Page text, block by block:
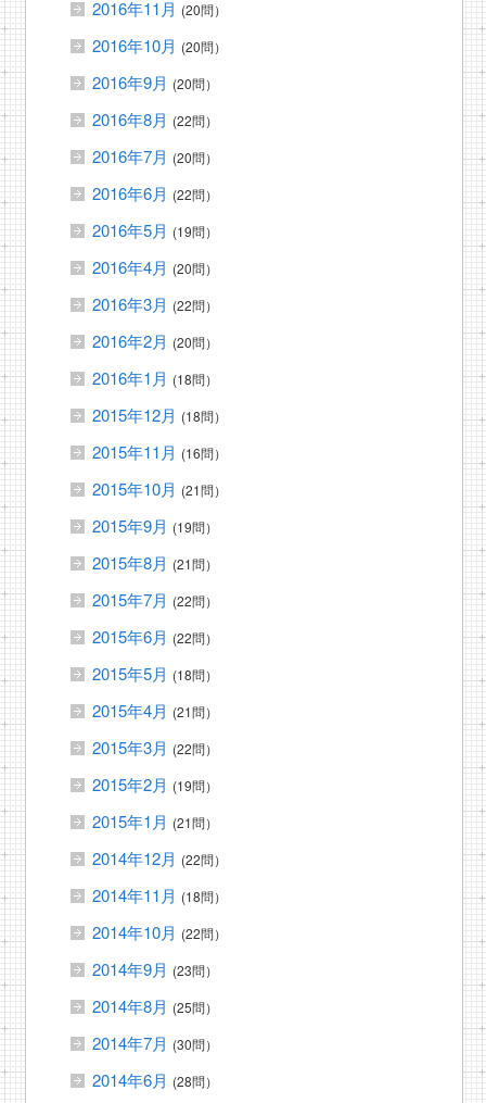
2016年11月 (20問）
2016年10月 (20問）
2016年9月 (20問）
2016年8月 (22問）
2016年7月 (20問）
2016年6月 (22問）
2016年5月 (19問）
2016年4月 (20問）
2016年3月 (22問）
2016年2月 (20問）
2016年1月 (18問）
2015年12月 (18問）
2015年11月 (16問）
2015年10月 (21問）
2015年9月 (19問）
2015年8月 (21問）
2015年7月 (22問）
2015年6月 (22問）
2015年5月 (18問）
2015年4月 (21問）
2015年3月 (22問）
2015年2月 (19問）
2015年1月 (21問）
2014年12月 (22問）
2014年11月 (18問）
2014年10月 (22問）
2014年9月 (23問）
2014年8月 (25問）
2014年7月 (30問）
2014年6月 (28問）